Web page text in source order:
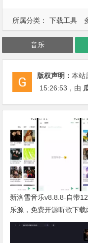
所属分类： 下载工具
音乐
版权声明：本站
15:26:53 ，由
新洛雪音乐v8.8.8-自带
乐源，免费开源听歌下载
误！